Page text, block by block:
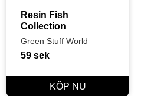
Resin Fish
Collection
Green Stuff World
59 sek